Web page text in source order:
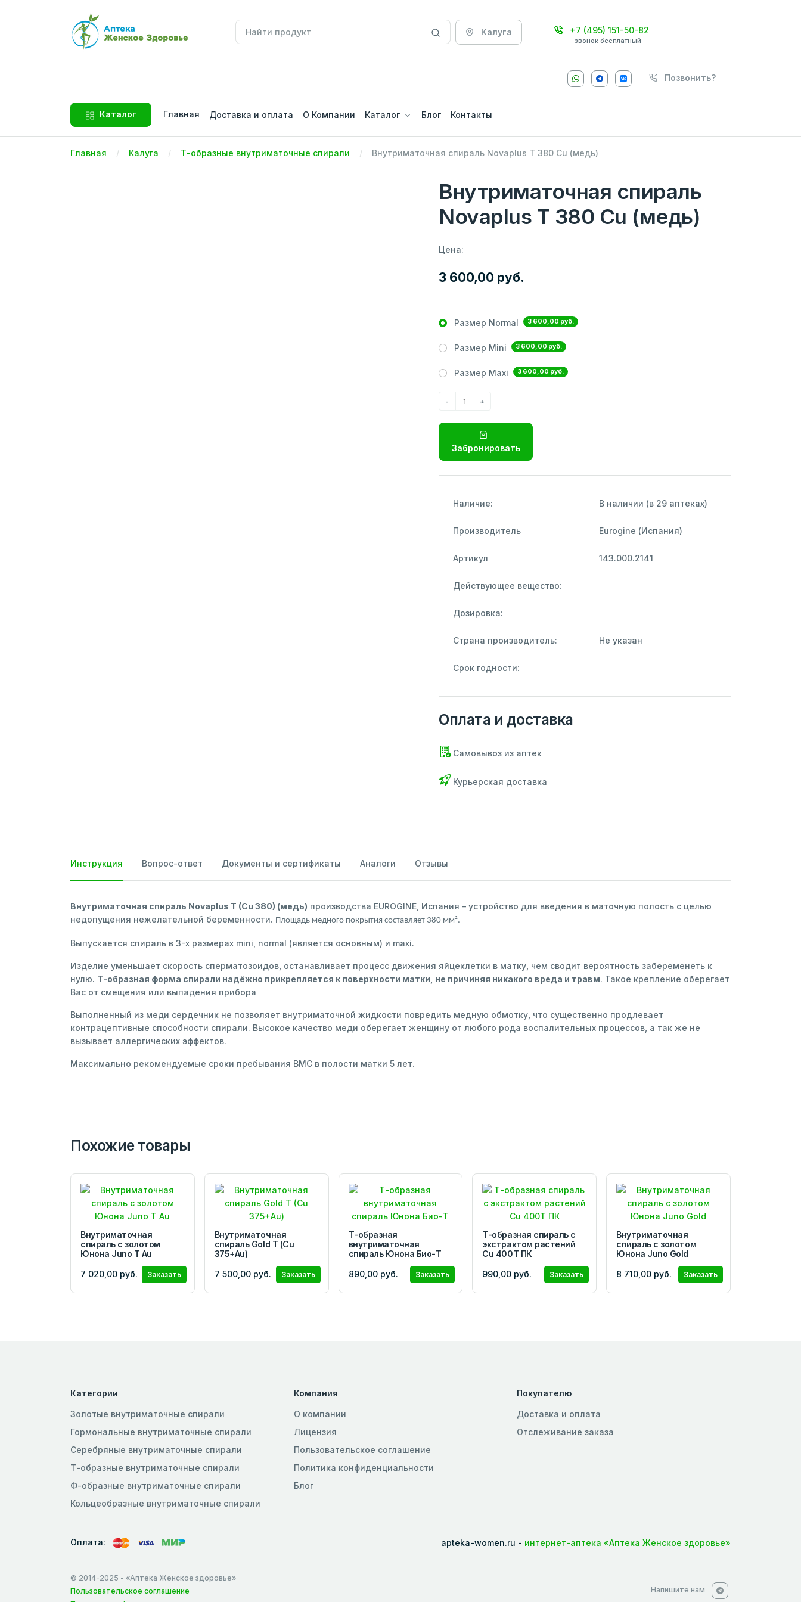
Калуга +7 (495) 151-50-82
звонок бесплатный
Позвонить?
Каталог Главная Доставка и оплата О Компании Каталог Блог Контакты
Главная Калуга Т-образные внутриматочные спирали Внутриматочная спираль Novaplus T 380 Cu (медь)
Внутриматочная спираль
Novaplus T 380 Cu (медь)
Цена:
3 600,00 руб.
Размер Normal 3 600,00 руб.
Размер Mini 3 600,00 руб.
Размер Maxi 3 600,00 руб.
Забронировать
Наличие: В наличии (в 29 аптеках)
Производитель Eurogine (Испания)
Артикул 143.000.2141
Действующее вещество:
Дозировка:
Страна производитель: Не указан
Срок годности:
Оплата и доставка
Самовывоз из аптек
Курьерская доставка
Инструкция Вопрос-ответ Документы и сертификаты Аналоги Отзывы
Внутриматочная спираль Novaplus T (Cu 380) (медь) производства EUROGINE, Испания – устройство для введения в маточную полость с целью
недопущения нежелательной беременности. Площадь медного покрытия составляет 380 мм².
Выпускается спираль в 3-х размерах mini, normal (является основным) и maxi.
Изделие уменьшает скорость сперматозоидов, останавливает процесс движения яйцеклетки в матку, чем сводит вероятность забеременеть к
нулю. Т-образная форма спирали надёжно прикрепляется к поверхности матки, не причиняя никакого вреда и травм. Такое крепление оберегает
Вас от смещения или выпадения прибора
Выполненный из меди сердечник не позволяет внутриматочной жидкости повредить медную обмотку, что существенно продлевает
контрацептивные способности спирали. Высокое качество меди оберегает женщину от любого рода воспалительных процессов, а так же не
вызывает аллергических эффектов.
Максимально рекомендуемые сроки пребывания ВМС в полости матки 5 лет.
Похожие товары
Внутриматочная
спираль с золотом
Юнона Juno Т Au
7 020,00 руб. Заказать
Внутриматочная
спираль Gold T (Cu
375+Au)
7 500,00 руб. Заказать
Т-образная
внутриматочная
спираль Юнона Био-Т
890,00 руб. Заказать
Т-образная спираль с
экстрактом растений
Cu 400T ПК
990,00 руб. Заказать
Внутриматочная
спираль с золотом
Юнона Juno Gold
8 710,00 руб. Заказать
Категории
Золотые внутриматочные спирали
Гормональные внутриматочные спирали
Серебряные внутриматочные спирали
Т-образные внутриматочные спирали
Ф-образные внутриматочные спирали
Кольцеобразные внутриматочные спирали
Компания
О компании
Лицензия
Пользовательское соглашение
Политика конфиденциальности
Блог
Покупателю
Доставка и оплата
Отслеживание заказа
Оплата: apteka-women.ru - интернет-аптека «Аптека Женское здоровье»
© 2014-2025 - «Аптека Женское здоровье»
Пользовательское соглашение
Напишите нам